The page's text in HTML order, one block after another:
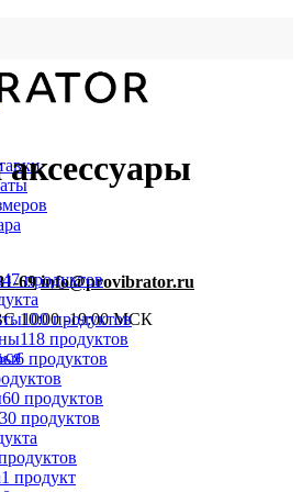
69 info@provibrator.ru
10:00 -19:00 МСК
47 продуктов
100 продуктов
118 продуктов
6 продуктов
60 продуктов
30 продуктов
1 продукт